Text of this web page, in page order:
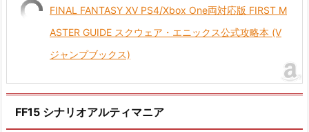
FINAL FANTASY XV PS4/Xbox One両対応版 FIRST M
ASTER GUIDE スクウェア・エニックス公式攻略本 (V
ジャンプブックス)
FF15 シナリオアルティマニア